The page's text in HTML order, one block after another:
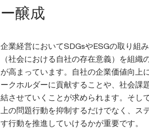
ー醸成
企業経営においてSDGsやESGの取り組
（社会における自社の存在意義）を組
が高まっています。自社の企業価値向上
ークホルダーに貢献することや、社会課
結させていくことが求められます。そし
上の問題行動を抑制するだけでなく、
す行動を推進していけるかが重要です。